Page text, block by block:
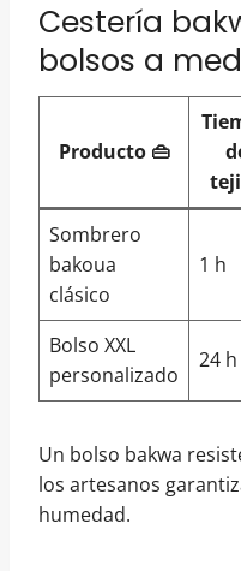
Cestería
bolsos a
Producto 👜
Sombrero
bakoua
clásico
1 h
Bolso XXL
personalizado
24 h
Un bolso bakwa
los artesanos
humedad.